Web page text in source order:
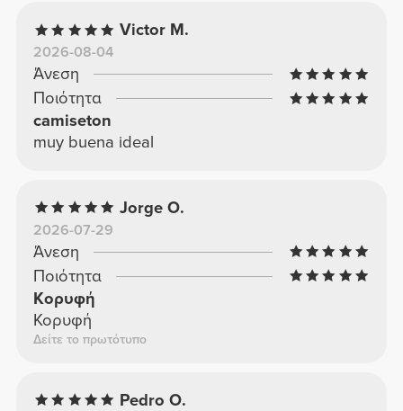
Victor M.
2026-08-04
Άνεση
Ποιότητα
camiseton
muy buena ideal
Jorge O.
2026-07-29
Άνεση
Ποιότητα
Κορυφή
Κορυφή
Δείτε το πρωτότυπο
Pedro O.